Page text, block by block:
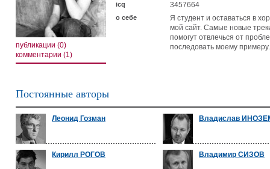
публикации (0)
комментарии (1)
icq 3457664
о себе
Я студент и оставаться в
мой сайт. Самые новые
помогут отвлечься от
последовать моему примеру.
Постоянные авторы
Леонид Гозман Владислав
Кирилл РОГОВ Владимир СИЗОВ